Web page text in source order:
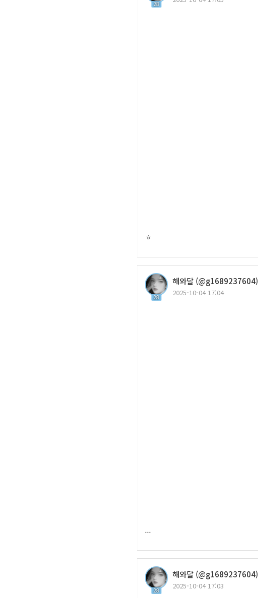
28
ㅎ
28
해와달 (@g1689237604)
2025-10-04 17:04
...
28
해와달 (@g1689237604)
2025-10-04 17:03